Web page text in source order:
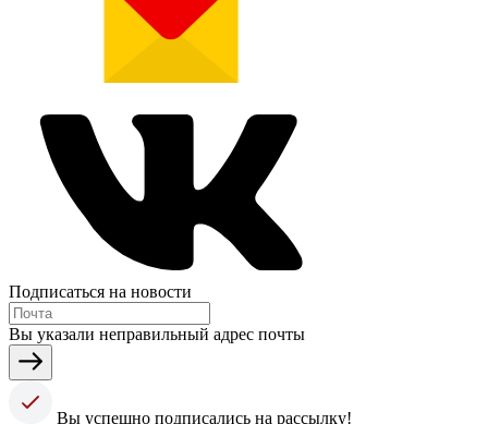
Подписаться на новости
Вы указали неправильный адрес почты
Вы успешно подписались на рассылку!